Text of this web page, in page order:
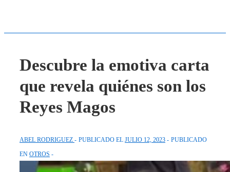
Descubre la emotiva carta
que revela quiénes son los
Reyes Magos
ABEL RODRIGUEZ PUBLICADO EL JULIO 12, 2023
PUBLICADO
EN OTROS